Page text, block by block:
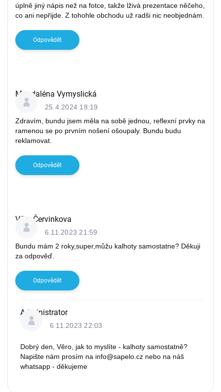
úplně jiný nápis než na fotce, takže lživá prezentace něčeho,
co ani nepřijde. Z tohohle obchodu už radši nic neobjednám.
Odpovědět
Magdaléna Vymyslická
25.4.2024 18:19
Zdravím, bundu jsem měla na sobě jednou, reflexní prvky na
ramenou se po prvním nošení ošoupaly. Bundu budu
reklamovat.
Odpovědět
Věra Červinkova
6.11.2023 21:59
Bundu mám 2 roky,super,můžu kalhoty samostatne? Děkuji
za odpověď.
Odpovědět
Administrator
6.11.2023 22:03
Dobrý den, Věro, jak to myslíte - kalhoty samostatně?
Napište nám prosím na info@sapelo.cz nebo na náš
whatsapp - děkujeme